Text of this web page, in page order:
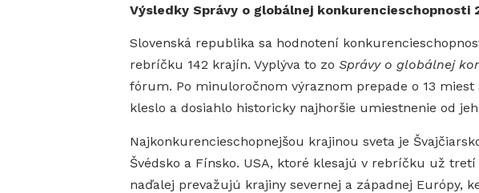
Výsledky Správy o globálnej konkurencieschopnosti
Slovenská republika sa hodnotení
rebríčku 142 krajín. Vyplýva to zo Správy o globálnej
fórum. Po minuloročnom výraznom prepade o 13
kleslo a dosiahlo historicky najhoršie umiestnenie od
Najkonkurencieschopnejšou krajinou sveta je
Švédsko a Fínsko. USA, ktoré klesajú v rebríčku už
naďalej prevažujú krajiny severnej a západnej Európy,